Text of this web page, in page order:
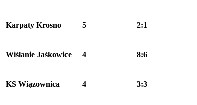
Karpaty Krosno 5 2:1
Wiślanie Jaśkowice 4 8:6
KS Wiązownica 4 3:3